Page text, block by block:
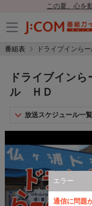
この夏、心を
番組表 ドライブインら
エラー
通信に問題
ドライブイン
ル ＨＤ
放送スケジュール一覧